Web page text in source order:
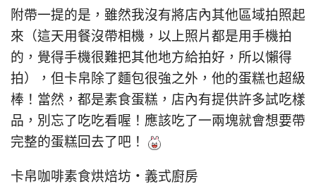
附帶一提的是，雖然我沒有將店內其他區域拍照起
來（這天用餐沒帶相機，以上照片都是用手機拍
的，覺得手機很難把其他地方給拍好，所以懶得
拍），但卡帛除了麵包很強之外，他的蛋糕也超級
棒！當然，都是素食蛋糕，店內有提供許多試吃樣
品，別忘了吃吃看喔！應該吃了一兩塊就會想要帶
完整的蛋糕回去了吧！
卡帛咖啡素食烘焙坊‧義式廚房